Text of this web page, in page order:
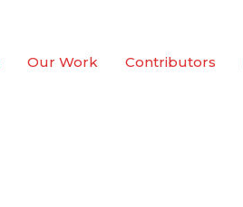
Our Work Contributors